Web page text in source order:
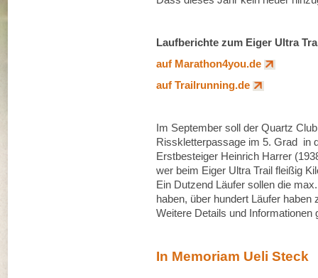
Laufberichte zum Eiger Ultra
auf Marathon4you.de
auf Trailrunning.de
Im September soll der Quartz
Risskletterpassage im 5. Grad in
Erstbesteiger Heinrich Harrer
wer beim Eiger Ultra Trail fleißig
Ein Dutzend Läufer sollen die
haben, über hundert Läufer
Weitere Details und
In Memoriam Ueli Steck